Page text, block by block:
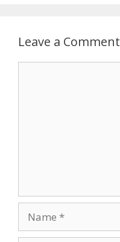
Leave a Comment